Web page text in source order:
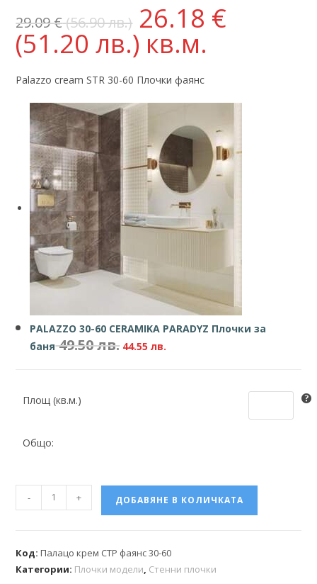
29.09€(56.90 лв.) 26.18 €
(51.20 лв.) кв.м.
Palazzo cream STR 30-60 Плочки фаянс
PALAZZO 30-60 CERAMIKA PARADYZ Плочки за
баня49.50лв. 44.55лв.
Площ (кв.м.)
Общо:
- + ДОБАВЯНЕ В КОЛИЧКАТА
Код:Палацо крем СТР фаянс 30-60
Категории: Плочки модели, Стенни плочки